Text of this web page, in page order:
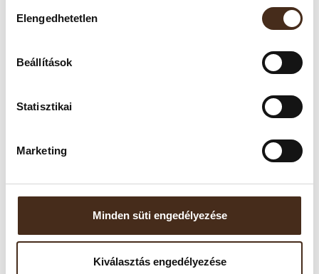
kiválasztása
Elengedhetetlen
Beállítások
Statisztikai
Marketing
Minden süti engedélyezése
Kiválasztás engedélyezése
az erőteljes, karakteres kávékat kedvelik, legyen szó
eszpresszóról, cappuccinóról vagy latte macchiatóról.
Pörkölés foka:
Aromás jegyek:
Pörkölt kakaó, étcsokoládé, enyhén
füstös tónusok
aromaprofil
Kiszerelés:1 kg
Származási ország/régió:Németország (különböző
eredetű kávészemekből összeállított keverék)